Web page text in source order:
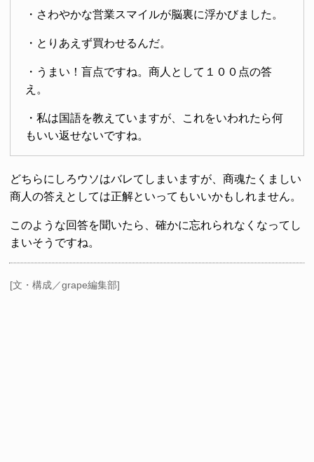
・さわやかな営業スマイルが脳裏に浮かびました。
・とりあえず買わせるんだ。
・うまい！盲点ですね。商人として１００点の答
え。
・私は国語を教えていますが、これをいわれたら何
もいい返せないですね。
どちらにしろウソはバレてしまいますが、商魂たくましい
商人の答えとしては正解といってもいいかもしれません。
このような回答を聞いたら、確かに忘れられなくなってし
まいそうですね。
[文・構成／grape編集部]